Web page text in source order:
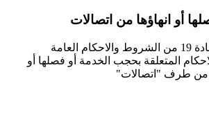
أو انهاؤها من اتصالات
يرجى الاطلاع على المادة 19 من الشروط والاحكام العامة
المتعلقة بحجب الخدمة أو فصلها أو
من طرف "اتصالات"